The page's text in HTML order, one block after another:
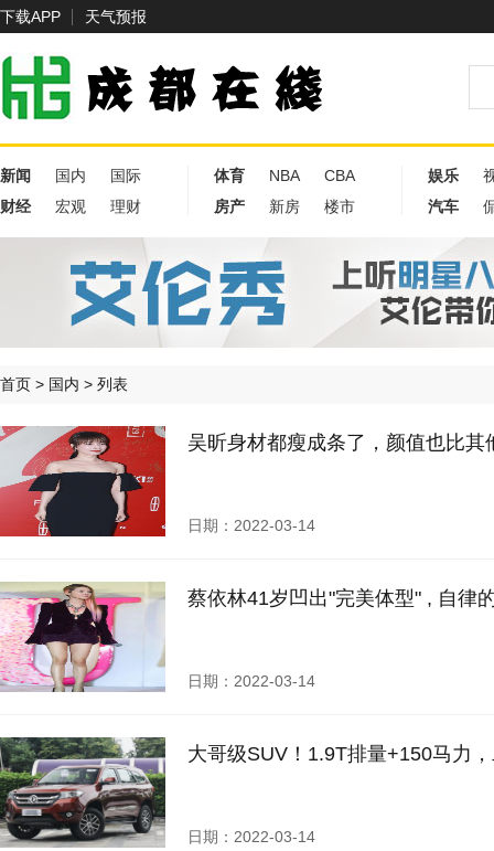
下载APP 天气预报
新闻 国内
国际
财经
宏观 理财
体育 NBA
CBA
房产
新房 楼市
娱乐
汽车
首页 > 国内 > 列表
吴昕身材都瘦成条了，颜值也比
日期：2022-03-14
蔡依林41岁凹出"完美体型" , 自律
日期：2022-03-14
大哥级SUV！1.9T排量+150马力
日期：2022-03-14